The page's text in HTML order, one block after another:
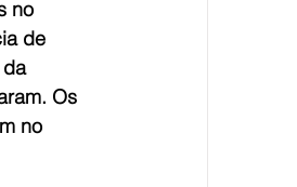
no
de
da
Os
no